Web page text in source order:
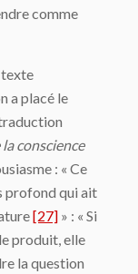
comme
a placé le
conscience
: « Ce
profond qui ait
[27] » : « Si
produit, elle
la question